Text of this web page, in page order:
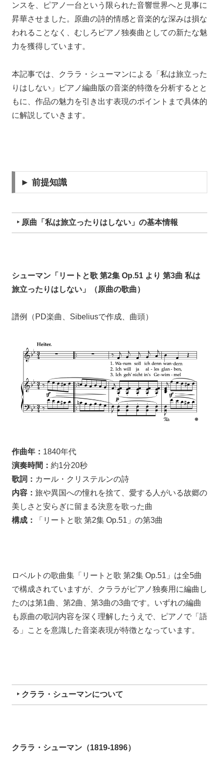
ンスを、ピアノ一台という限られた音響世界へと見事に
昇華させました。原曲の詩的情感と音楽的な深みは損な
われることなく、むしろピアノ独奏曲としての新たな魅
力を獲得しています。
本記事では、クララ・シューマンによる「私は旅立った
りはしない」ピアノ編曲版の音楽的特徴を分析するとと
もに、作品の魅力を引き出す表現のポイントまで具体的
に解説していきます。
► 前提知識
‣ 原曲「私は旅立ったりはしない」の基本情報
シューマン「リートと歌 第2集 Op.51 より 第3曲 私は
旅立ったりはしない」（原曲の歌曲）
譜例（PD楽曲、Sibeliusで作成、曲頭）
作曲年： 1840年代
演奏時間： 約1分20秒
歌詞： カール・クリステルンの詩
内容： 旅や異国への憧れを捨て、愛する人がいる故郷の
美しさと安らぎに留まる決意を歌った曲
構成：
「リートと歌 第2集 Op.51」の第3曲
ロベルトの歌曲集「リートと歌 第2集 Op.51」は全5曲
で構成されていますが、クララがピアノ独奏用に編曲し
たのは第1曲、第2曲、第3曲の3曲です。いずれの編曲
も原曲の歌詞内容を深く理解したうえで、ピアノで「語
る」ことを意識した音楽表現が特徴となっています。
‣ クララ・シューマンについて
クララ・シューマン（1819-1896）